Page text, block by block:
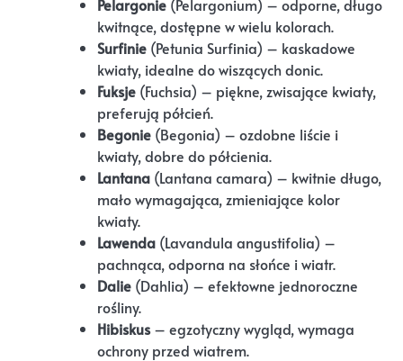
Pelargonie (Pelargonium) – odporne, długo
kwitnące, dostępne w wielu kolorach.
Surfinie (Petunia Surfinia) – kaskadowe
kwiaty, idealne do wiszących donic.
Fuksje (Fuchsia) – piękne, zwisające kwiaty,
preferują półcień.
Begonie (Begonia) – ozdobne liście i
kwiaty, dobre do półcienia.
Lantana (Lantana camara) – kwitnie długo,
mało wymagająca, zmieniające kolor
kwiaty.
Lawenda (Lavandula angustifolia) –
pachnąca, odporna na słońce i wiatr.
Dalie (Dahlia) – efektowne jednoroczne
rośliny.
Hibiskus– egzotyczny wygląd, wymaga
ochrony przed wiatrem.